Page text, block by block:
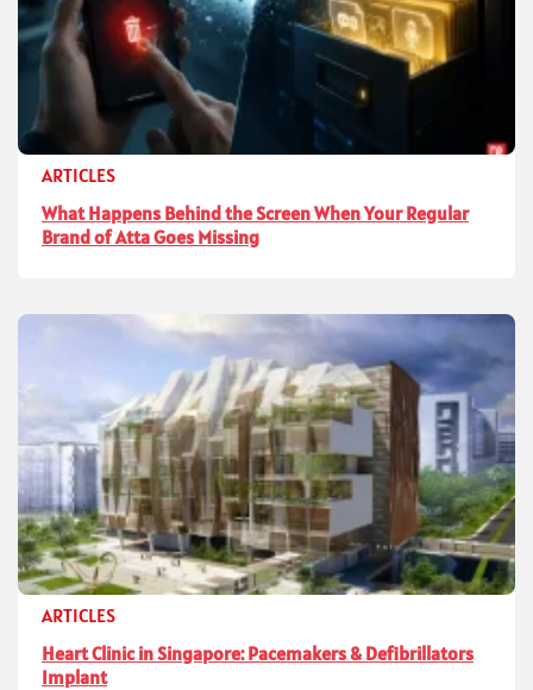
ARTICLES
What Happens Behind the Screen When Your Regular
Brand of Atta Goes Missing
ARTICLES
Heart Clinic in Singapore: Pacemakers & Defibrillators
Implant